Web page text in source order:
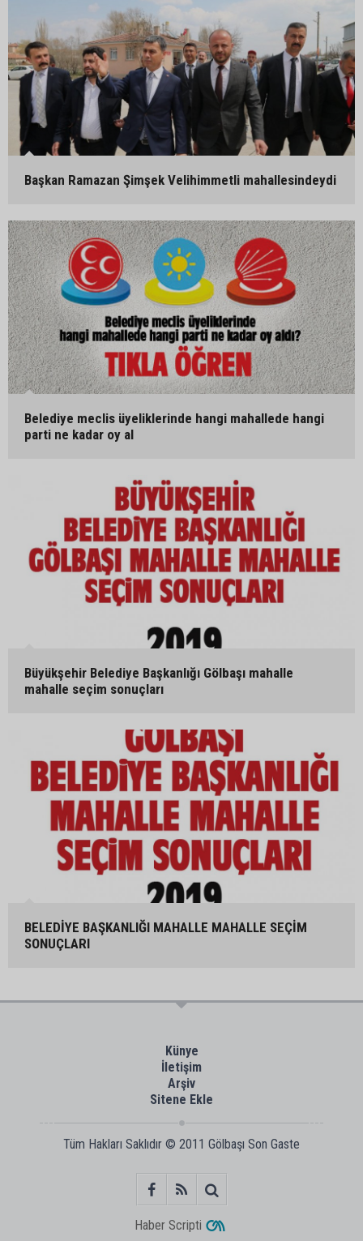
Başkan Ramazan Şimşek Velihimmetli mahallesindeydi
Belediye meclis üyeliklerinde hangi mahallede hangi
parti ne kadar oy al
Büyükşehir Belediye Başkanlığı Gölbaşı mahalle
mahalle seçim sonuçları
BELEDİYE BAŞKANLIĞI MAHALLE MAHALLE SEÇİM
SONUÇLARI
Künye
İletişim
Arşiv
Sitene Ekle
Tüm Hakları Saklıdır © 2011 Gölbaşı Son Gaste
Haber Scripti